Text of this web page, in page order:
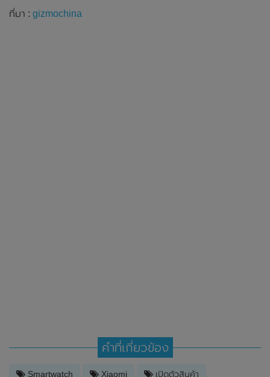
ที่มา : gizmochina
คำที่เกี่ยวข้อง
Smartwatch Xiaomi เปิดตัวสินค้า